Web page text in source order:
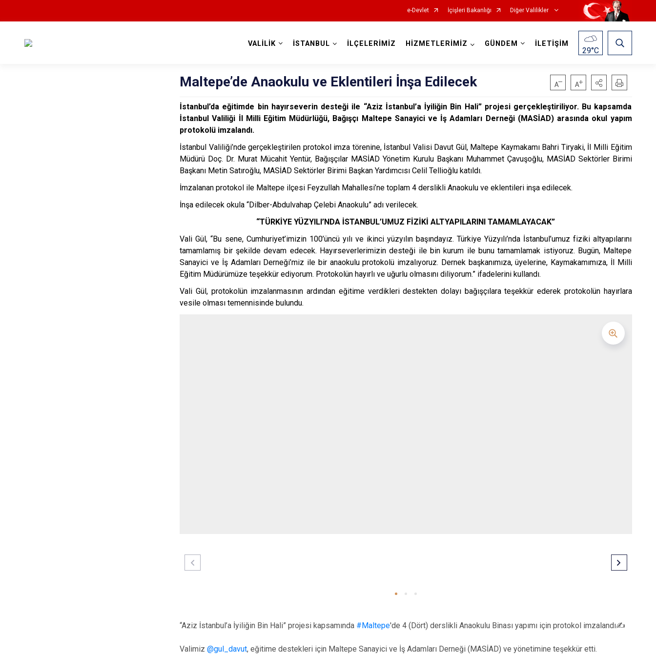
e-Devlet İçişleri Bakanlığı Diğer Valilikler
VALİLİK İSTANBUL İLÇELERİMİZ HİZMETLERİMİZ GÜNDEM İLETİŞİM
29°C
Maltepe’de Anaokulu ve Eklentileri İnşa Edilecek
İstanbul’da eğitimde bin hayırseverin desteği ile “Aziz İstanbul’a İyiliğin Bin Hali” projesi gerçekleştiriliyor. Bu kapsamda
İstanbul Valiliği İl Milli Eğitim Müdürlüğü, Bağışçı Maltepe Sanayici ve İş Adamları Derneği (MASİAD) arasında okul yapım
protokolü imzalandı.
İstanbul Valiliği’nde gerçekleştirilen protokol imza törenine, İstanbul Valisi Davut Gül, Maltepe Kaymakamı Bahri Tiryaki, İl Milli Eğitim
Müdürü Doç. Dr. Murat Mücahit Yentür, Bağışçılar MASİAD Yönetim Kurulu Başkanı Muhammet Çavuşoğlu, MASİAD Sektörler Birimi
Başkanı Metin Satıroğlu, MASİAD Sektörler Birimi Başkan Yardımcısı Celil Tellioğlu katıldı.
İmzalanan protokol ile Maltepe ilçesi Feyzullah Mahallesi’ne toplam 4 derslikli Anaokulu ve eklentileri inşa edilecek.
İnşa edilecek okula “Dilber-Abdulvahap Çelebi Anaokulu” adı verilecek.
“TÜRKİYE YÜZYILI’NDA İSTANBUL’UMUZ FİZİKİ ALTYAPILARINI TAMAMLAYACAK”
Vali Gül, “Bu sene, Cumhuriyet’imizin 100’üncü yılı ve ikinci yüzyılın başındayız. Türkiye Yüzyılı’nda İstanbul’umuz fiziki altyapılarını
tamamlamış bir şekilde devam edecek. Hayırseverlerimizin desteği ile bin kurum ile bunu tamamlamak istiyoruz. Bugün, Maltepe
Sanayici ve İş Adamları Derneği’miz ile bir anaokulu protokolü imzalıyoruz. Dernek başkanımıza, üyelerine, Kaymakamımıza, İl Milli
Eğitim Müdürümüze teşekkür ediyorum. Protokolün hayırlı ve uğurlu olmasını diliyorum.” ifadelerini kullandı.
Vali Gül, protokolün imzalanmasının ardından eğitime verdikleri destekten dolayı bağışçılara teşekkür ederek protokolün hayırlara
vesile olması temennisinde bulundu.
“Aziz İstanbul’a İyiliğin Bin Hali” projesi kapsamında #Maltepe'de 4 (Dört) derslikli Anaokulu Binası yapımı için protokol imzalandı✍️
Valimiz@gul_davut, eğitime destekleri için Maltepe Sanayici ve İş Adamları Derneği (MASİAD) ve yönetimine teşekkür etti.